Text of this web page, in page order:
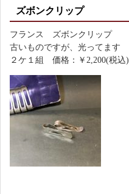
ズボンクリップ
フランス ズボンクリップ
古いものですが、光ってます
２ケ１組 価格：￥2,200(税込)